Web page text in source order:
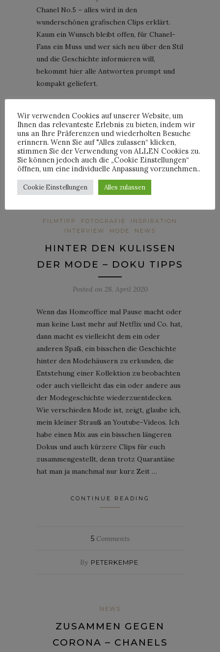
Chanel No.5 – alles wird in den
wunderschönen grafischen Clips erklärt.
Kaum ein Wunsch bleibt offen, für Chanel-
Fans ein Muss und wer sich neu über den Stil
und die Geschichte informieren will,
bekommt hier alle Antworten prompt und
kompakt geliefert.
By PETERKEMPE
FILMTIPP FOTOGRAFIE
INSPIRATION
INTERVIEW
MODE NEWS
HINTER DEN KULISSEN
DER MODE – DOKU TIPPS
Posted on 28. April 2020
Wenn das Homeoffice mal Pause macht oder
man keine Lust mehr auf Netflix und Co. hat,
dann macht es vielleicht dem ein oder
anderen Spaß, ein bisschen die Geschichte
hinter den Modehäusern zu erkunden, die
Entstehung einer Kollektion zu beobachten
oder auch vielleicht das ein oder andere aus
der Modegeschichte wiederzuentdecken.
Wie verschieden Mode ist, zeigt, glaube ich,
mein kleiner Strauß an Youtube-Videos. Ich
habe einen Mix aus ein bisschen längeren
Dokus und auch kürzere Clips für euch
zusammengestellt, denn trotz Quarantäne
hat man ja manchmal nur kurz Zeit …
CONTINUE READING
5Comments
By PETERKEMPE
NEWS
ZUSAMMEN GEGEN
CORONA – CHANELS
Wir verwenden Cookies auf unserer Website, um
Ihnen das relevanteste Erlebnis zu bieten, indem wir
uns an Ihre Präferenzen und wiederholten Besuche
erinnern. Wenn Sie auf "Alles zulassen“ klicken,
stimmen Sie der Verwendung von ALLEN Cookies zu.
Sie können jedoch auch die „Cookie Einstellungen“
öffnen, um eine individuelle Anpassung vorzunehmen..
Cookie Einstellungen Alles zulassen